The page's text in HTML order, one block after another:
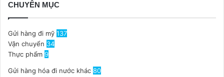
CHUYÊN MỤC
Gửi hàng đi mỹ 137
Vận chuyển 34
Thực phẩm 9
Gửi hàng hóa đi nước khác 80